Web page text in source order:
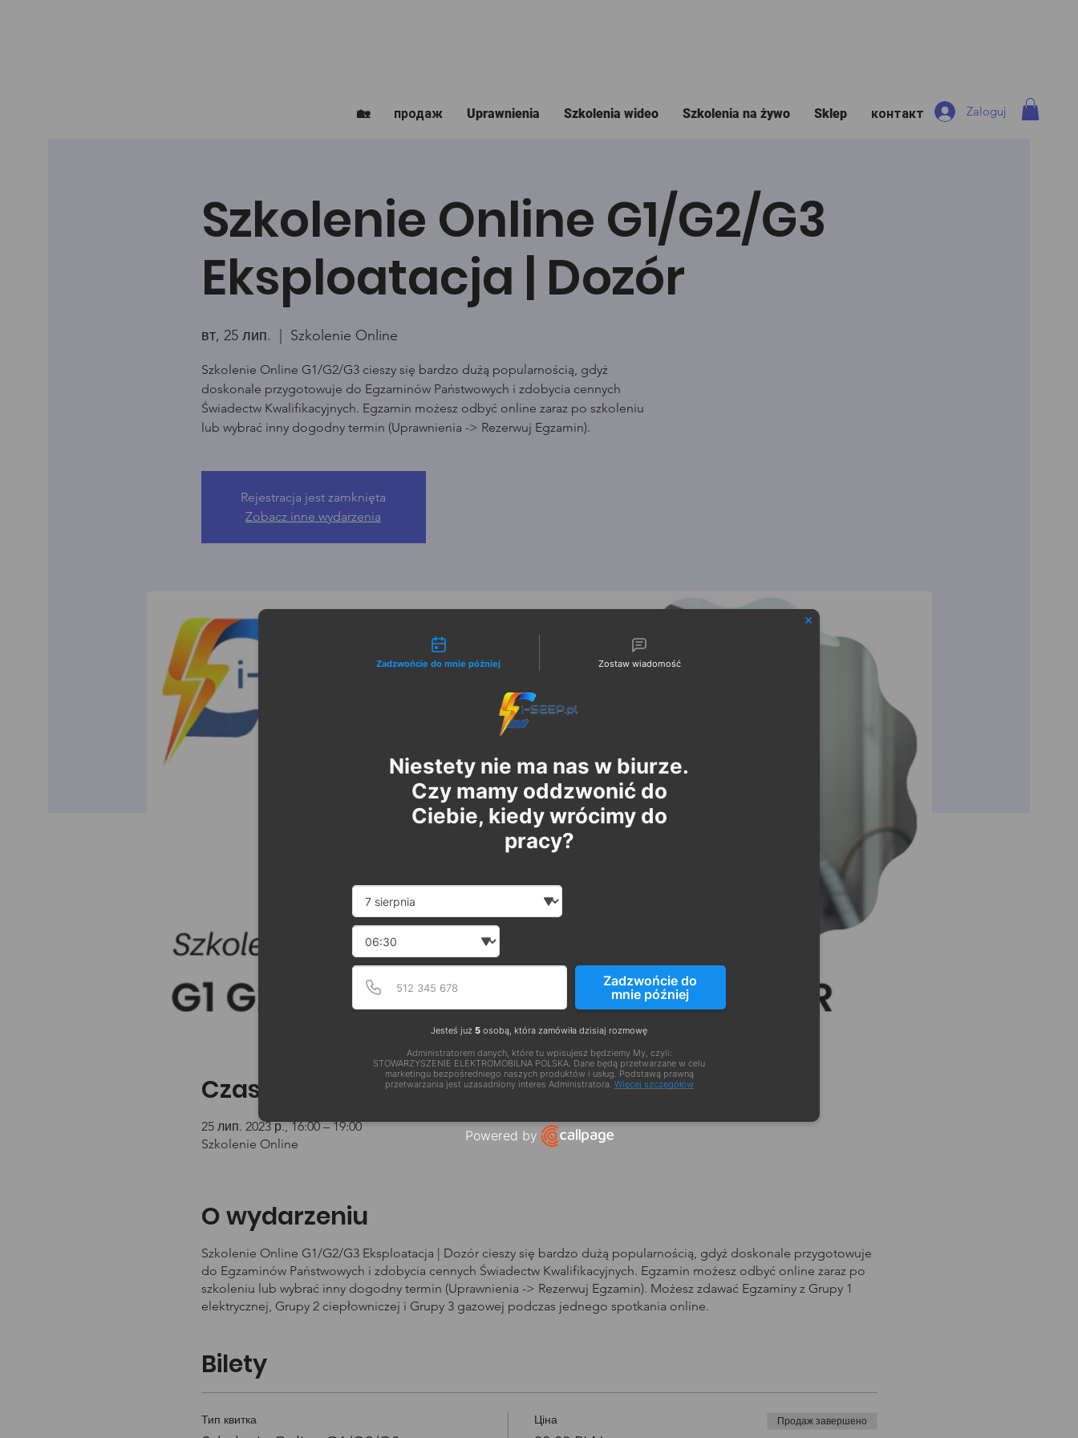
🏡 продаж Uprawnienia Szkolenia wideo Szkolenia na żywo Sklep контакт Zaloguj
Szkolenie Online G1/G2/G3
Eksploatacja | Dozór
вт, 25 лип.
  |
Szkolenie Online
Szkolenie Online G1/G2/G3 cieszy się bardzo dużą popularnością, gdyż
doskonale przygotowuje do Egzaminów Państwowych i zdobycia cennych
Świadectw Kwalifikacyjnych. Egzamin możesz odbyć online zaraz po szkoleniu
lub wybrać inny dogodny termin (Uprawnienia -> Rezerwuj Egzamin).
Rejestracja jest zamknięta
Zobacz inne wydarzenia
Czas i lokalizacja
25 лип. 2023 р., 16:00 – 19:00
Szkolenie Online
O wydarzeniu
Szkolenie Online G1/G2/G3 Eksploatacja | Dozór cieszy się bardzo dużą popularnością, gdyż doskonale przygotowuje
do Egzaminów Państwowych i zdobycia cennych Świadectw Kwalifikacyjnych. Egzamin możesz odbyć online zaraz po
szkoleniu lub wybrać inny dogodny termin (Uprawnienia -> Rezerwuj Egzamin). Możesz zdawać Egzaminy z Grupy 1
elektrycznej, Grupy 2 ciepłowniczej i Grupy 3 gazowej podczas jednego spotkania online.
Bilety
Тип квитка Ціна Продаж завершено
Możliwości kontaktu
Zadzwońcie do mnie później Zostaw wiadomość
Niestety nie ma nas w biurze.
Czy mamy oddzwonić do
Ciebie, kiedy wrócimy do
pracy?
Date and time slection for scheduled call
Wybierz datę
Wybierz godzinę
Numer telefonu
Podaj poprawny numer telefonu w formacie E164
Zadzwońcie do
mnie później
Jesteś już 5 osobą, która zamówiła dzisiaj rozmowę
Administratorem danych, które tu wpisujesz będziemy My, czyli:
STOWARZYSZENIE ELEKTROMOBILNA POLSKA. Dane będą przetwarzane w celu
marketingu bezpośredniego naszych produktów i usług. Podstawą prawną
przetwarzania jest uzasadniony interes Administratora. Więcej szczegółów
Powered by